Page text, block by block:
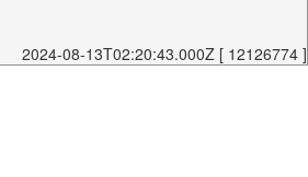
2024-08-13T02:20:43.000Z [ 12126774 ]